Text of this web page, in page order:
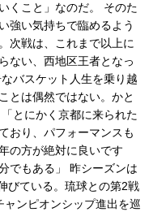
くこと」なのだ。 そのた
強い気持ちで臨めるよう
次戦は、これまで以上に
ない、西地区王者となっ
バスケット人生を乗り越
とは偶然ではない。かと
とにかく京都に来られた
おり、パフォーマンスも
の方が絶対に良いです
でもある」 昨シーズンは
びている。琉球との第2戦
ンピオンシップ進出を巡